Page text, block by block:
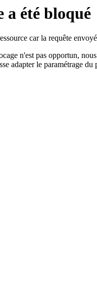
a été bloqué
car la requête
n'est pas opportun,
adapter le paramétrage du